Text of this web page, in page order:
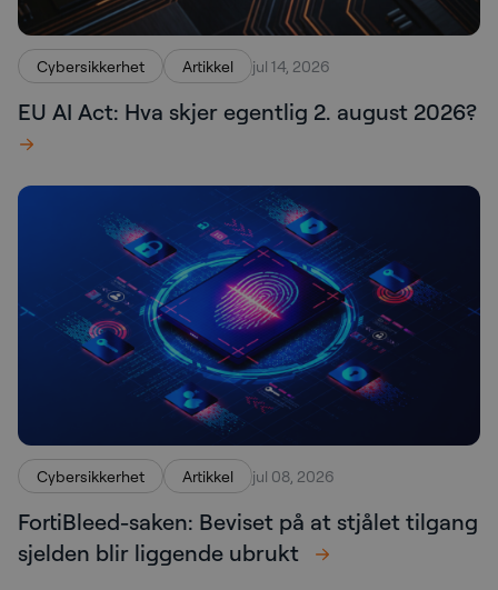
Cybersikkerhet Artikkel jul 14, 2026
EU AI Act: Hva skjer egentlig 2. august 2026?
Cybersikkerhet Artikkel jul 08, 2026
FortiBleed-saken: Beviset på at stjålet tilgang
sjelden blir liggende ubrukt